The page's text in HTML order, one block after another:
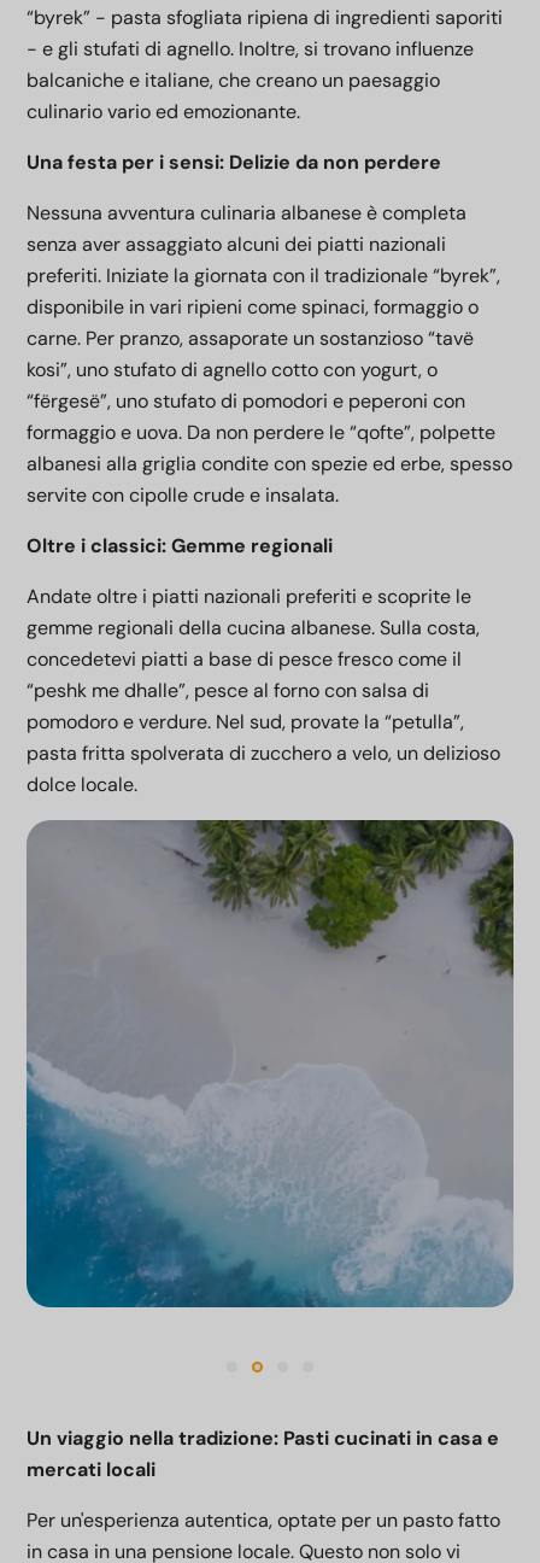
“byrek” - pasta sfogliata ripiena di ingredienti saporiti
- e gli stufati di agnello. Inoltre, si trovano influenze
balcaniche e italiane, che creano un paesaggio
culinario vario ed emozionante.
Una festa per i sensi: Delizie da non perdere
Nessuna avventura culinaria albanese è completa
senza aver assaggiato alcuni dei piatti nazionali
preferiti. Iniziate la giornata con il tradizionale “byrek”,
disponibile in vari ripieni come spinaci, formaggio o
carne. Per pranzo, assaporate un sostanzioso “tavë
kosi”, uno stufato di agnello cotto con yogurt, o
“fërgesë”, uno stufato di pomodori e peperoni con
formaggio e uova. Da non perdere le “qofte”, polpette
albanesi alla griglia condite con spezie ed erbe, spesso
servite con cipolle crude e insalata.
Oltre i classici: Gemme regionali
Andate oltre i piatti nazionali preferiti e scoprite le
gemme regionali della cucina albanese. Sulla costa,
concedetevi piatti a base di pesce fresco come il
“peshk me dhalle”, pesce al forno con salsa di
pomodoro e verdure. Nel sud, provate la “petulla”,
pasta fritta spolverata di zucchero a velo, un delizioso
dolce locale.
Un viaggio nella tradizione: Pasti cucinati in casa e
mercati locali
Per un'esperienza autentica, optate per un pasto fatto
in casa in una pensione locale. Questo non solo vi